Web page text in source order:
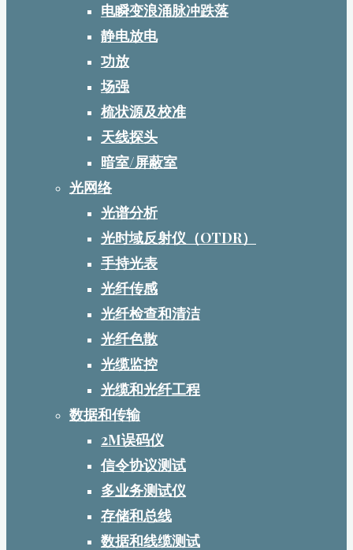
电瞬变浪涌脉冲跌落
静电放电
功放
场强
梳状源及校准
天线探头
暗室/屏蔽室
光网络
光谱分析
光时域反射仪（OTDR）
手持光表
光纤传感
光纤检查和清洁
光纤色散
光缆监控
光缆和光纤工程
数据和传输
2M误码仪
信令协议测试
多业务测试仪
存储和总线
数据和线缆测试